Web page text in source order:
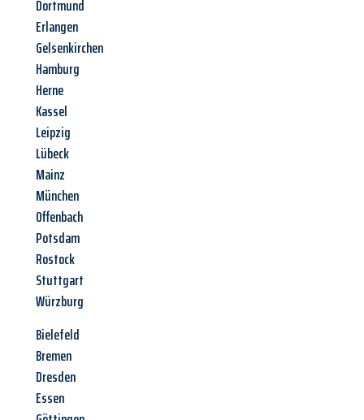
Dortmund
Erlangen
Gelsenkirchen
Hamburg
Herne
Kassel
Leipzig
Lübeck
Mainz
München
Offenbach
Potsdam
Rostock
Stuttgart
Würzburg
Bielefeld
Bremen
Dresden
Essen